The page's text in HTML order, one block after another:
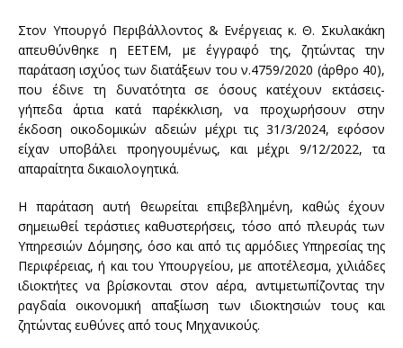
Στον Υπουργό Περιβάλλοντος & Ενέργειας κ. Θ. Σκυλακάκη
απευθύνθηκε η ΕΕΤΕΜ, με έγγραφό της, ζητώντας την
παράταση ισχύος των διατάξεων του ν.4759/2020 (άρθρο 40),
που έδινε τη δυνατότητα σε όσους κατέχουν εκτάσεις-
γήπεδα άρτια κατά παρέκκλιση, να προχωρήσουν στην
έκδοση οικοδομικών αδειών μέχρι τις 31/3/2024, εφόσον
είχαν υποβάλει προηγουμένως, και μέχρι 9/12/2022, τα
απαραίτητα δικαιολογητικά.
Η παράταση αυτή θεωρείται επιβεβλημένη, καθώς έχουν
σημειωθεί τεράστιες καθυστερήσεις, τόσο από πλευράς των
Υπηρεσιών Δόμησης, όσο και από τις αρμόδιες Υπηρεσίας της
Περιφέρειας, ή και του Υπουργείου, με αποτέλεσμα, χιλιάδες
ιδιοκτήτες να βρίσκονται στον αέρα, αντιμετωπίζοντας την
ραγδαία οικονομική απαξίωση των ιδιοκτησιών τους και
ζητώντας ευθύνες από τους Μηχανικούς.